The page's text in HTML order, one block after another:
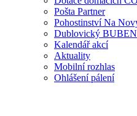
Pošta Partner
Pohostinství Na
Dublovický
Kalendář akcí
Aktuality
Mobilní rozhlas
Ohlášení pálení